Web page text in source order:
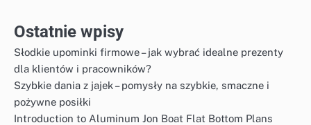
Ostatnie wpisy
Słodkie upominki firmowe – jak wybrać idealne prezenty
dla klientów i pracowników?
Szybkie dania z jajek – pomysły na szybkie, smaczne i
pożywne posiłki
Introduction to Aluminum Jon Boat Flat Bottom Plans